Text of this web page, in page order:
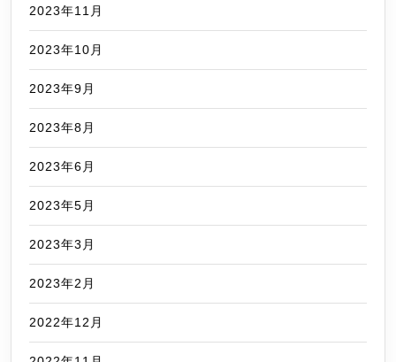
2023年11月
2023年10月
2023年9月
2023年8月
2023年6月
2023年5月
2023年3月
2023年2月
2022年12月